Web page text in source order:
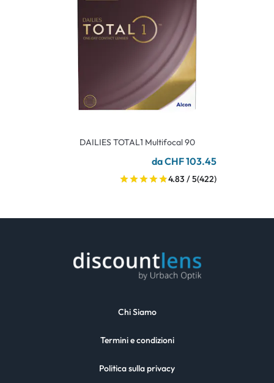
DAILIES TOTAL1 Multifocal 90
da CHF 103.45
4.83 / 5(422)
Chi Siamo
Termini e condizioni
Politica sulla privacy